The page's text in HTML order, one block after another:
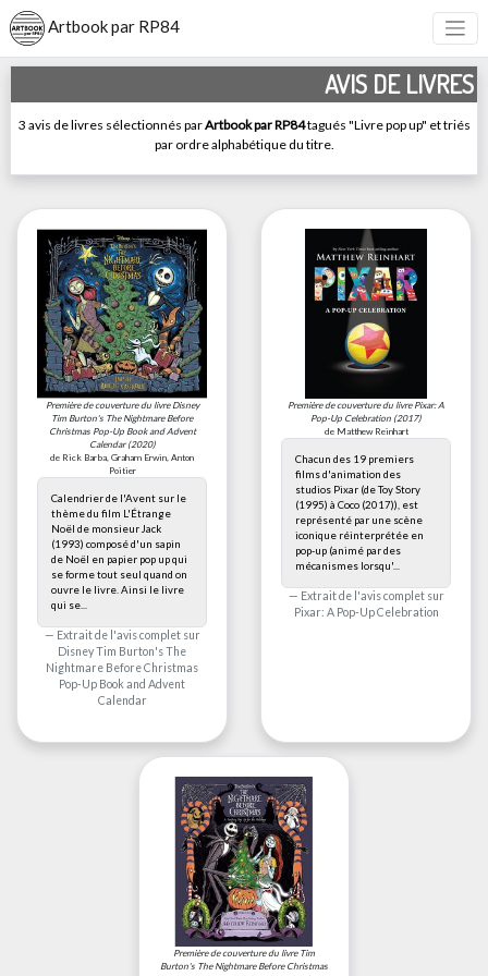
Artbook par RP84
AVIS DE LIVRES
3 avis de livres sélectionnés parArtbook par RP84tagués "Livre pop up" et triés
par ordre alphabétique du titre.
Première de couverture du livreDisney
Tim Burton's The Nightmare Before
Christmas Pop-Up Book and Advent
Calendar(2020)
de Rick Barba, Graham Erwin, Anton
Poitier
Calendrier de l'Avent sur le
thème du film L'Étrange
Noël de monsieur Jack
(1993) composé d'un sapin
de Noël en papier pop up qui
se forme tout seul quand on
ouvre le livre. Ainsi le livre
qui se...
Extrait de l'avis complet sur
Disney Tim Burton's The
Nightmare Before Christmas
Pop-Up Book and Advent
Calendar
Première de couverture du livre Pixar: A
Pop-Up Celebration (2017)
de Matthew Reinhart
Chacun des 19 premiers
films d'animation des
studios Pixar (de Toy Story
(1995) à Coco (2017)), est
représenté par une scène
iconique réinterprétée en
pop-up (animé par des
mécanismes lorsqu'...
Extrait de l'avis complet sur
Pixar: A Pop-Up Celebration
Première de couverture du livre Tim
Burton's The Nightmare Before Christmas